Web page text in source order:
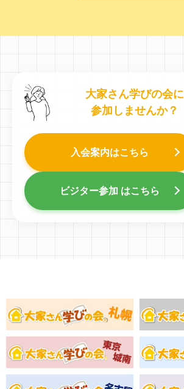
大家さん学びの会に
参加しませんか？
入会案内はこちら
ビジター参加 はこちら